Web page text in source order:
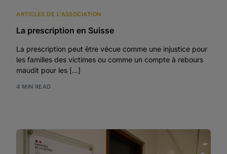
ARTICLES DE L'ASSOCIATION
La prescription en Suisse
La prescription peut être vécue comme une injustice pour
les familles des victimes ou comme un compte à rebours
maudit pour les […]
4 MIN READ